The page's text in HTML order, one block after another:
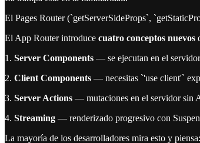
El Pages Router (`getServerSideProps`,
El App Router introduce cuatro conceptos nuevos
1. Server Components — se ejecutan en el
2. Client Components — necesitas `'use client'`
3. Server Actions — mutaciones en el servidor sin
4. Streaming — renderizado progresivo con
La mayoría de los desarrolladores mira esto y